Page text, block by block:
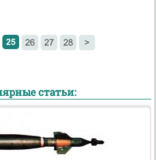
25 26 27 28 >
статьи: